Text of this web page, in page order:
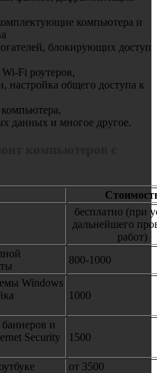
компьютера и
блокирующих доступ
Fi роутеров,
настройка общего доступа к
данных и многое другое.
бесплатно (при
дальнейшего
работ)
800-1000
Windows
1000
и
Security
1500
от 3500